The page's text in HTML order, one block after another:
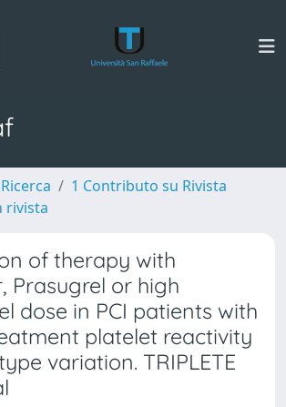
1 Contributo su Rivista
rivista
of therapy with
Prasugrel or high
dose in PCI patients with
platelet reactivity
variation. TRIPLETE